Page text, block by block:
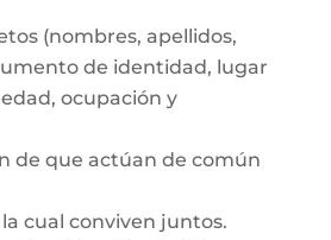
(nombres, apellidos,
de identidad, lugar
ocupación y
de que actúan de común
cual conviven juntos.